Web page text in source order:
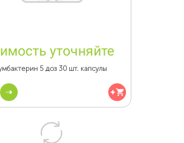
уточняйте
5 доз 30 шт. капсулы